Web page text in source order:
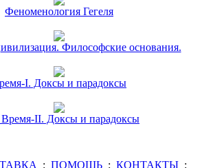
Феноменология Гегеля
Философские основания.
I. Доксы и парадоксы
II. Доксы и парадоксы
: ПОМОЩЬ : КОНТАКТЫ :